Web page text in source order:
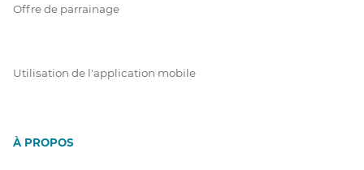
Offre de parrainage
Utilisation de l'application mobile
À PROPOS